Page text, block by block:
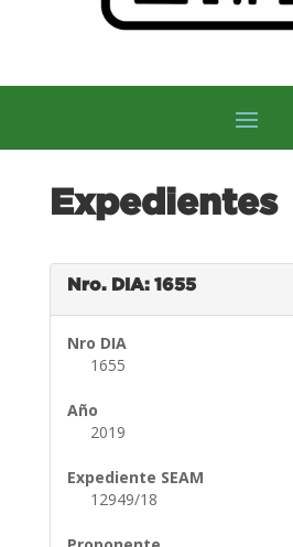
Expedientes
Nro. DIA: 1655
Nro DIA
1655
Año
2019
Expediente SEAM
12949/18